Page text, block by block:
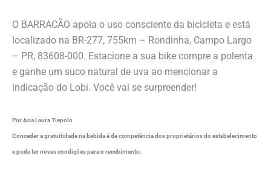
O BARRACÃO apoia o uso consciente da bicicleta e está
localizado na BR-277, 755km – Rondinha, Campo Largo
– PR, 83608-000. Estacione a sua bike compre a polenta
e ganhe um suco natural de uva ao mencionar a
indicação do Lobi. Você vai se surpreender!
Por Ana Laura Tiepolo
Conceder a gratuitidade na bebida é de competência dos proprietários do estabelecimento
e pode ter novas condições para o recebimento.